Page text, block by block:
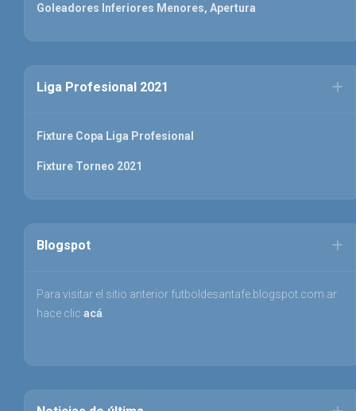
Goleadores Inferiores Menores, Apertura
Liga Profesional 2021
Fixture Copa Liga Profesional
Fixture Torneo 2021
Blogspot
Para visitar el sitio anterior futboldesantafe.blogspot.com.ar
hace clic acá